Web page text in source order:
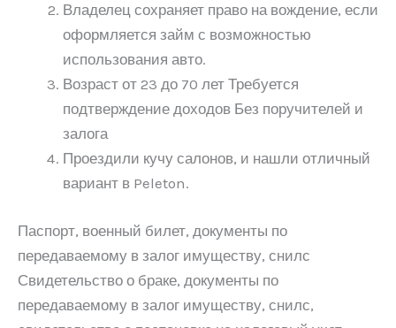
Владелец сохраняет право на вождение, если
оформляется займ с возможностью
использования авто.
Возраст от 23 до 70 лет Требуется
подтверждение доходов Без поручителей и
залога
Проездили кучу салонов, и нашли отличный
вариант в Peleton.
Паспорт, военный билет, документы по
передаваемому в залог имуществу, снилс
Свидетельство о браке, документы по
передаваемому в залог имуществу, снилс,